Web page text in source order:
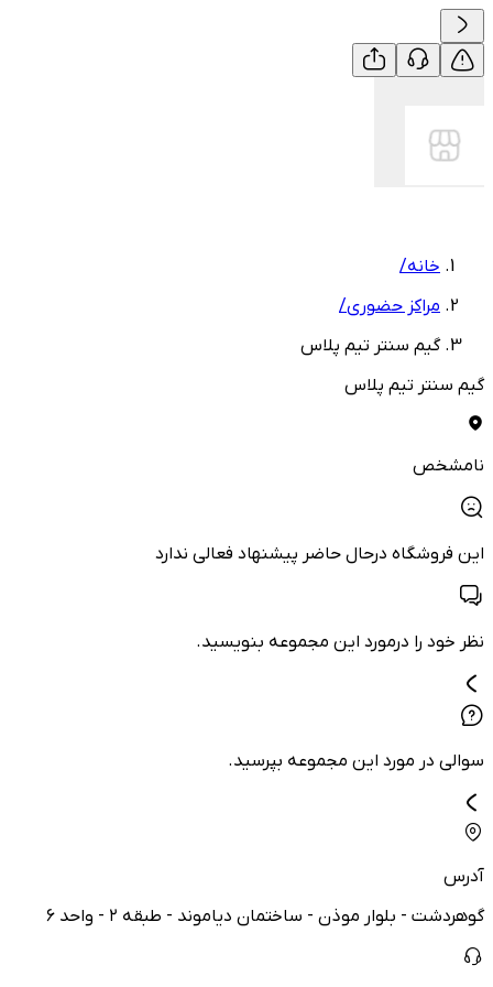
خانه/
مراکز حضوری/
گیم سنتر تیم پلاس
گیم سنتر تیم پلاس
نامشخص
این فروشگاه درحال حاضر پیشنهاد فعالی ندارد
نظر خود را درمورد این مجموعه بنویسید.
سوالی در مورد این مجموعه بپرسید.
آدرس
گوهردشت - بلوار موذن - ساختمان دیاموند - طبقه ۲ - واحد ۶